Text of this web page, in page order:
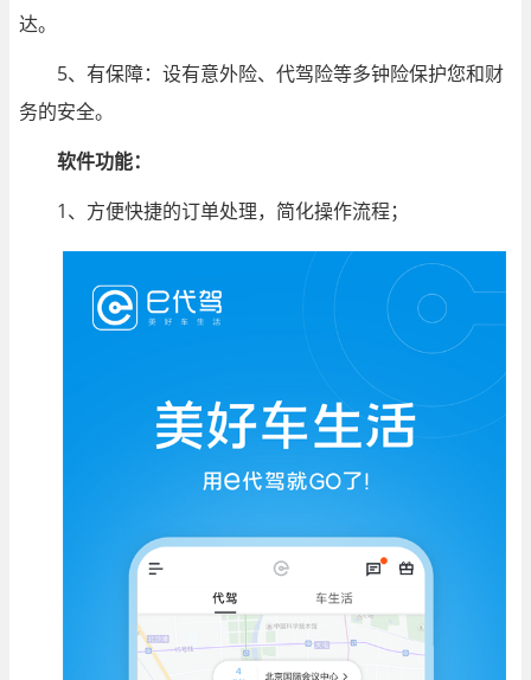
达。
5、有保障：设有意外险、代驾险等多钟险保护您和财
务的安全。
软件功能：
1、方便快捷的订单处理，简化操作流程；